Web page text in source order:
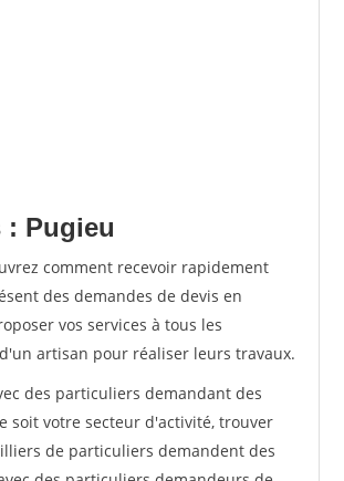
Pugieu
comment recevoir rapidement
des demandes de devis en
vos services à tous les
artisan pour réaliser leurs travaux.
des particuliers demandant des
soit votre secteur d'activité, trouver
de particuliers demandent des